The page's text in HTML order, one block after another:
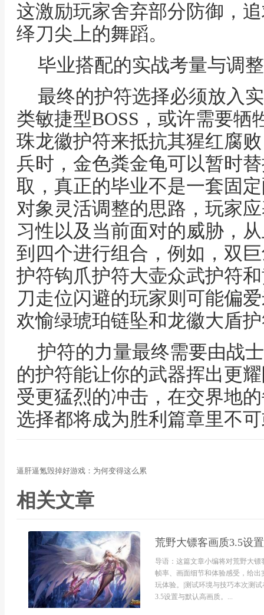
这激励玩家舍弃部分防御，
绎刀尖上的舞蹈。
毕业搭配的实战考量与调整
最终的护符选择必须放入
类敏捷型BOSS，或许需要牺
珠龙徽护符来抵抗其猩红腐
兵时，金色粪金龟可以暂时
取，真正的毕业不是一套固
对象灵活调整的思路，玩家
习性以及当前面对的威胁，
到四个进行组合，例如，双
护符钩爪护符大壶众武护符
刀走位闪避的玩家则可能偏
欢愉绿琥珀链坠和龙徽大盾
护符的力量最终需要由战
的护符能让你的武器挥出更
受更猛烈的冲击，在交界地
选择都将成为胜利篇章里不
逼肝逼氪毁掉好游戏：为何变得这么累
相关文章
荒野大镖客画质3.5设
导语：这篇文章小编将对荒野大
帧率、画面细节和体验感受，给
玩体验。|测试环境与技巧本次测
3.5设置与默认高画质。...